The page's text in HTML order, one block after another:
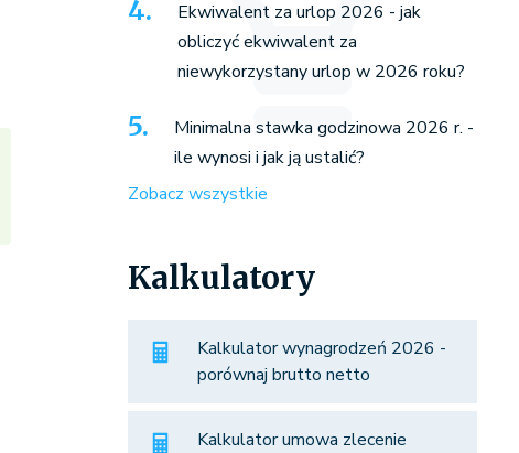
Ekwiwalent za urlop 2026 - jak
obliczyć ekwiwalent za
niewykorzystany urlop w 2026 roku?
Minimalna stawka godzinowa 2026 r. -
ile wynosi i jak ją ustalić?
Zobacz wszystkie
Kalkulatory
Kalkulator wynagrodzeń 2026 -
porównaj brutto netto
Kalkulator umowa zlecenie